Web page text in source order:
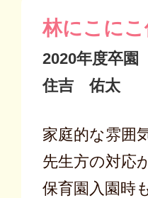
林にこにこ
2020年度卒園
住吉 佑太
家庭的な雰囲
先生方の対応
保育園入園時